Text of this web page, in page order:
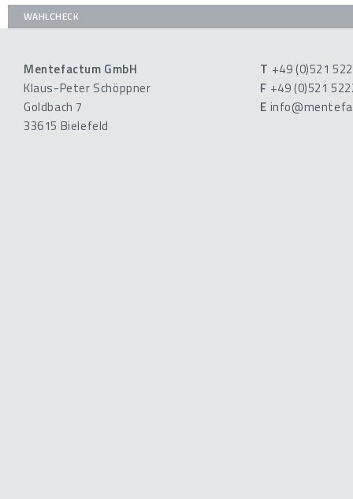
WAHLCHECK
Mentefactum GmbH
Klaus-Peter Schöppner
Goldbach 7
33615 Bielefeld
T +49 (0)521
F +49 (0)521
E